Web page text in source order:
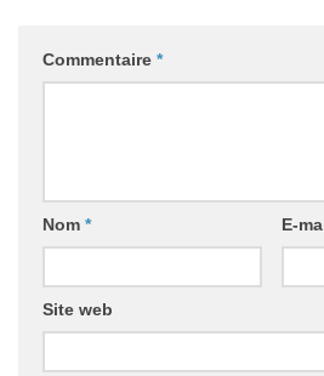
Commentaire *
Nom * E-
Site web